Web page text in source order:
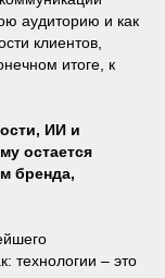
аудиторию и как
клиентов,
итоге, к
ИИ и
остается
бренда,
технологии – это